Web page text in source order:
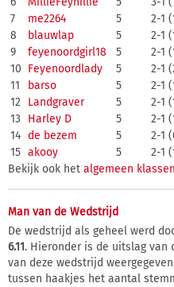
7
me2264 5
2-1
8
blauwlap 5
2-1
9
feyenoordgirl18 5
2-1
10 Feyenoordlady 5
2-1
11
barso 5
2-1
12 Landgraver 5
2-1
13 Harley D 5
2-1
14 de bezem 5
2-1
15 akooy 5
2-1
Bekijk ook het algemeen
Man van de Wedstrijd
De wedstrijd als geheel werd
6.11. Hieronder is de uitslag van
van deze wedstrijd
tussen haakjes het aantal